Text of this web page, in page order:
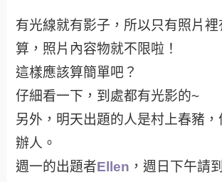
有光線就有影子，所以只有照片
算，照片內容物就不限啦！
這樣應該算簡單吧？
仔細看一下，到處都有光影的~
另外，明天出題的人是村上春豬，
辦人。
週一的出題者Ellen ，週日下午請